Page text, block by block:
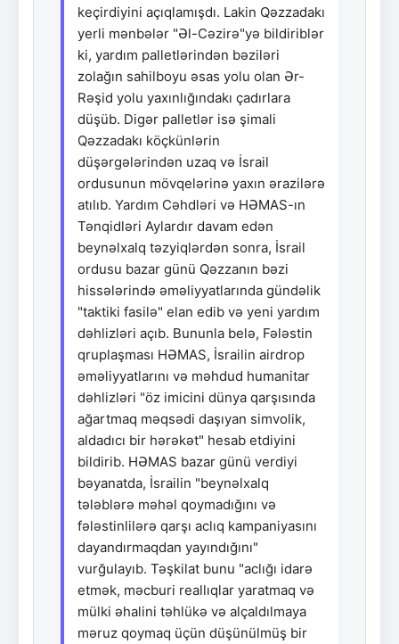
keçirdiyini açıqlamışdı. Lakin Qəzzadakı
yerli mənbələr "Əl-Cəzirə"yə bildiriblər
ki, yardım palletlərindən bəziləri
zolağın sahilboyu əsas yolu olan Ər-
Rəşid yolu yaxınlığındakı çadırlara
düşüb. Digər palletlər isə şimali
Qəzzadakı köçkünlərin
düşərgələrindən uzaq və İsrail
ordusunun mövqelərinə yaxın ərazilərə
atılıb. Yardım Cəhdləri və HƏMAS-ın
Tənqidləri Aylardır davam edən
beynəlxalq təzyiqlərdən sonra, İsrail
ordusu bazar günü Qəzzanın bəzi
hissələrində əməliyyatlarında gündəlik
"taktiki fasilə" elan edib və yeni yardım
dəhlizləri açıb. Bununla belə, Fələstin
qruplaşması HƏMAS, İsrailin airdrop
əməliyyatlarını və məhdud humanitar
dəhlizləri "öz imicini dünya qarşısında
ağartmaq məqsədi daşıyan simvolik,
aldadıcı bir hərəkət" hesab etdiyini
bildirib. HƏMAS bazar günü verdiyi
bəyanatda, İsrailin "beynəlxalq
tələblərə məhəl qoymadığını və
fələstinlilərə qarşı aclıq kampaniyasını
dayandırmaqdan yayındığını"
vurğulayıb. Təşkilat bunu "aclığı idarə
etmək, məcburi reallıqlar yaratmaq və
mülki əhalini təhlükə və alçaldılmaya
məruz qoymaq üçün düşünülmüş bir